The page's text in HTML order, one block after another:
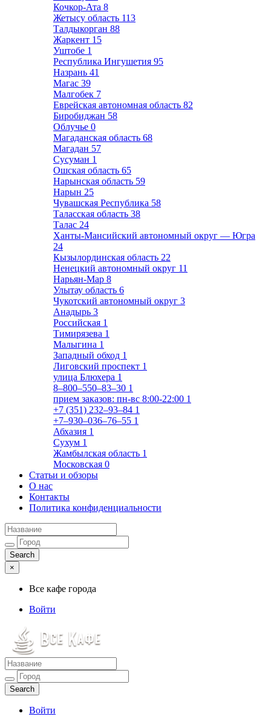
Кочкор-Ата 8
Жетысу область 113
Талдыкорган 88
Жаркент 15
Уштобе 1
Республика Ингушетия 95
Назрань 41
Магас 39
Малгобек 7
Еврейская автономная область 82
Биробиджан 58
Облучье 0
Магаданская область 68
Магадан 57
Сусуман 1
Ошская область 65
Нарынская область 59
Нарын 25
Чувашская Республика 58
Таласская область 38
Талас 24
Ханты-Мансийский автономный округ — Югра
24
Кызылординская область 22
Ненецкий автономный округ 11
Нарьян-Мар 8
Улытау область 6
Чукотский автономный округ 3
Анадырь 3
Российская 1
Тимирязева 1
Малыгина 1
Западный обход 1
Лиговский проспект 1
улица Блюхера 1
8‒800‒550‒83‒30 1
прием заказов: пн-вс 8:00-22:00 1
+7 (351) 232‒93‒84 1
+7‒930‒036‒76‒55 1
Абхазия 1
Сухум 1
Жамбылская область 1
Московская 0
Статьи и обзоры
О нас
Контакты
Политика конфиденциальности
×
Все кафе города
Войти
Все кафе города
Каталог хороших кафе
Войти